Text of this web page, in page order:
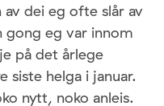
dei eg ofte slår av
gong eg var innom
på det årlege
siste helga i januar.
nytt, noko anleis.